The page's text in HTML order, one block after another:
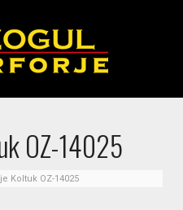
OZ-14025
Koltuk OZ-14025